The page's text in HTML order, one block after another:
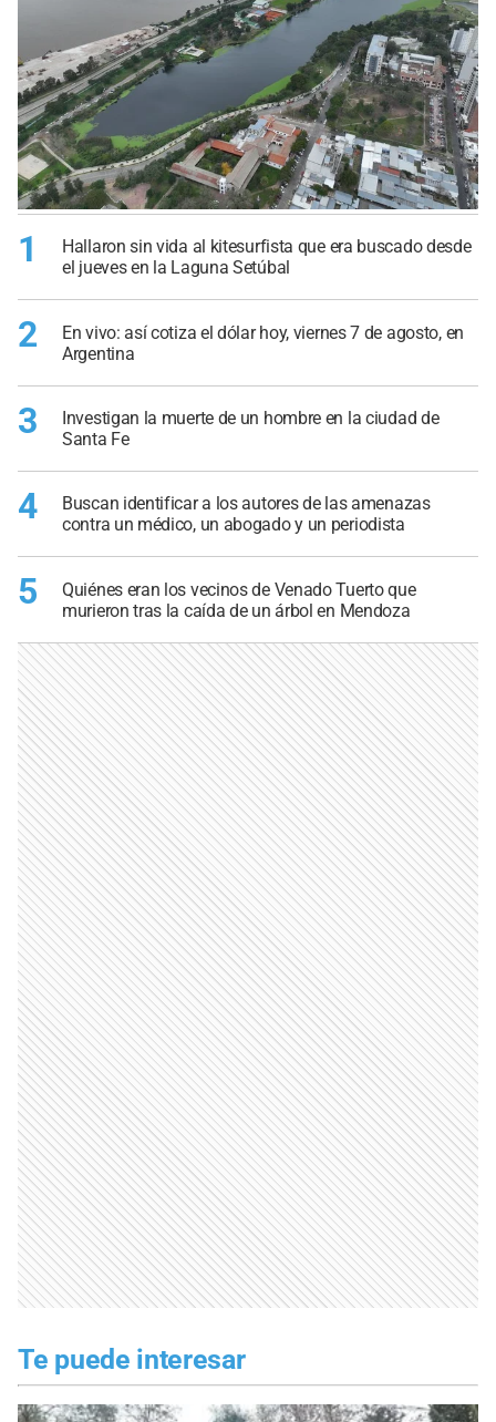
1
Hallaron sin vida al kitesurfista que era buscado desde
el jueves en la Laguna Setúbal
2
En vivo: así cotiza el dólar hoy, viernes 7 de agosto, en
Argentina
3
Investigan la muerte de un hombre en la ciudad de
Santa Fe
4
Buscan identificar a los autores de las amenazas
contra un médico, un abogado y un periodista
5
Quiénes eran los vecinos de Venado Tuerto que
murieron tras la caída de un árbol en Mendoza
Te puede interesar